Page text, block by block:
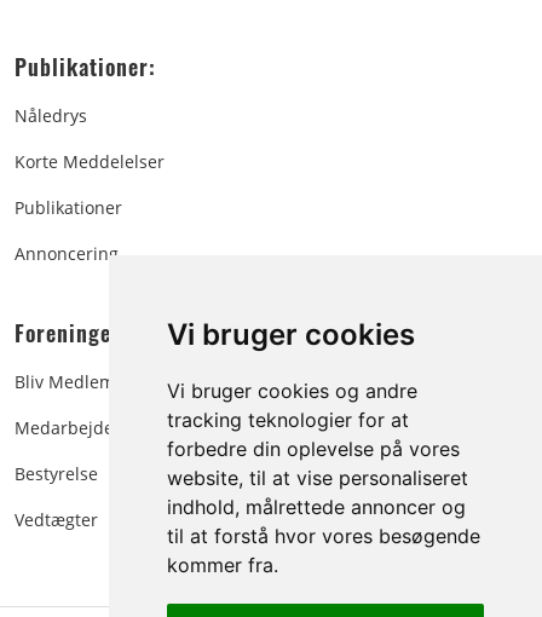
Vi bruger cookies
Vi bruger cookies og andre
tracking teknologier for at
forbedre din oplevelse på vores
website, til at vise personaliseret
indhold, målrettede annoncer og
til at forstå hvor vores besøgende
kommer fra.
Publikationer:
Nåledrys
Korte Meddelelser
Publikationer
Annoncering
Foreningen:
Bliv Medlem
Medarbejdere
Bestyrelse
Vedtægter